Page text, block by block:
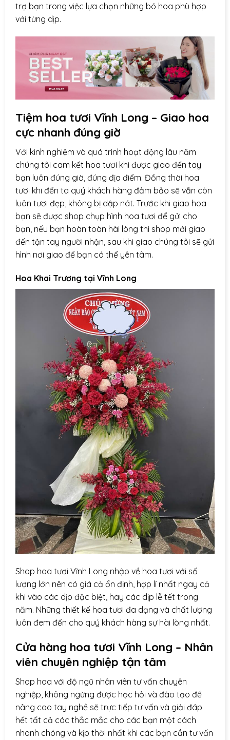
trợ bạn trong việc lựa chọn những bó hoa phù hợp
với từng dịp.
Tiệm hoa tươi Vĩnh Long – Giao hoa
cực nhanh đúng giờ
Với kinh nghiệm và quá trình hoạt động lâu năm
chúng tôi cam kết hoa tươi khi được giao đến tay
bạn luôn đúng giờ, đúng địa điểm. Đồng thời hoa
tươi khi đến ta quý khách hàng đảm bảo sẽ vẫn còn
luôn tươi đẹp, không bị dập nát. Trước khi giao hoa
bạn sẽ được shop chụp hình hoa tươi để gửi cho
bạn, nếu bạn hoàn toàn hài lòng thì shop mới giao
đến tận tay người nhận, sau khi giao chúng tôi sẽ gửi
hình nơi giao để bạn có thể yên tâm.
Hoa Khai Trương tại Vĩnh Long
Shop hoa tươi Vĩnh Long nhập về hoa tươi với số
lượng lớn nên có giá cả ổn định, hợp lí nhất ngay cả
khi vào các dịp đặc biệt, hay các dịp lễ tết trong
năm. Những thiết kế hoa tươi đa dạng và chất lượng
luôn đem đến cho quý khách hàng sự hài lòng nhất.
Cửa hàng hoa tươi Vĩnh Long – Nhân
viên chuyên nghiệp tận tâm
Shop hoa với độ ngũ nhân viên tư vấn chuyên
nghiệp, không ngừng được học hỏi và đào tạo để
nâng cao tay nghề sẽ trực tiếp tư vấn và giải đáp
hết tất cả các thắc mắc cho các bạn một cách
nhanh chóng và kịp thời nhất khi các bạn cần tư vấn